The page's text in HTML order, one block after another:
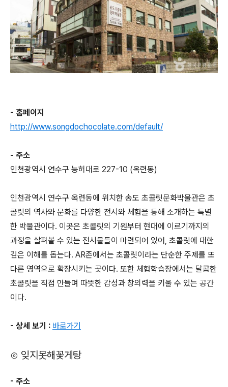
- 홈페이지
http://www.songdochocolate.com/default/
- 주소
인천광역시 연수구 능허대로 227-10 (옥련동)
인천광역시 연수구 옥련동에 위치한 송도 초콜릿문화박물관은 초
콜릿의 역사와 문화를 다양한 전시와 체험을 통해 소개하는 특별
한 박물관이다. 이곳은 초콜릿의 기원부터 현대에 이르기까지의
과정을 살펴볼 수 있는 전시물들이 마련되어 있어, 초콜릿에 대한
깊은 이해를 돕는다. AR존에서는 초콜릿이라는 단순한 주제를 또
다른 영역으로 확장시키는 곳이다. 또한 체험학습장에서는 달콤한
초콜릿을 직접 만들며 따뜻한 감성과 창의력을 키울 수 있는 공간
이다.
- 상세 보기 : 바로가기
⊙ 잊지못해꽃게탕
- 주소